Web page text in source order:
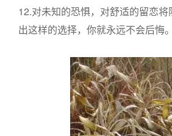
12.对未知的恐惧，对舒适的留恋
出这样的选择，你就永远不会后悔。